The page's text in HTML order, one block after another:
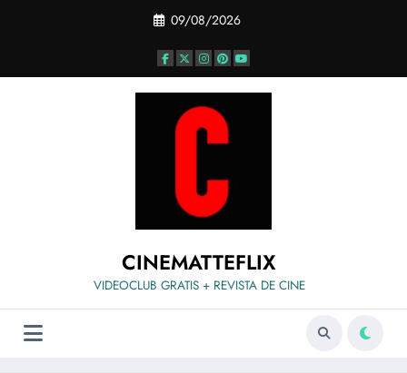
09/08/2026
CINEMATTEFLIX
VIDEOCLUB GRATIS + REVISTA DE CINE